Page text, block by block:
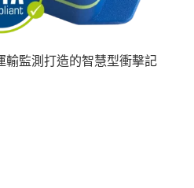
輸監測打造的智慧型衝擊記